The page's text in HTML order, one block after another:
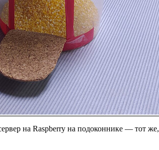
на Raspberry на подоконнике — тот